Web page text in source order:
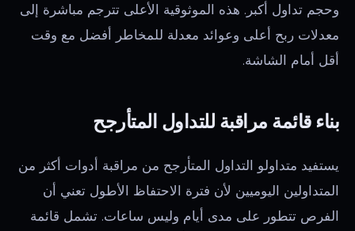
وحجم تداول أكبر. هذه الموثوقية الأعلى تترجم مباشرة إلى
معدلات ربح أعلى وعوائد معدلة للمخاطر أفضل مع وقت
أقل أمام الشاشة.
بناء قائمة مراقبة للتداول المتأرجح
يستفيد متداولو التداول المتأرجح من مراقبة أدوات أكثر من
المتداولين اليوميين لأن فترة الاحتفاظ الأطول تعني أن
الفرص تتطور على مدى أيام وليس ساعات. تشمل قائمة